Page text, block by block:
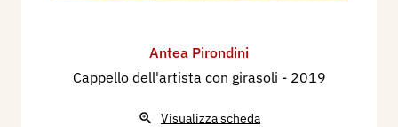
Antea Pirondini
Cappello dell'artista con girasoli - 2019
Visualizza scheda